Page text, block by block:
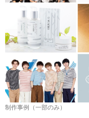
制作事例（一部のみ）